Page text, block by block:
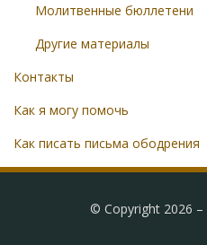
Молитвенные бюллетени
Другие материалы
Контакты
Как я могу помочь
Как писать письма ободрения
© Copyright 2026 –